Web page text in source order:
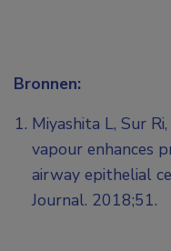
Bronnen:
Miyashita L, Sur
vapour enhances
airway epithelial
Journal. 2018;51.